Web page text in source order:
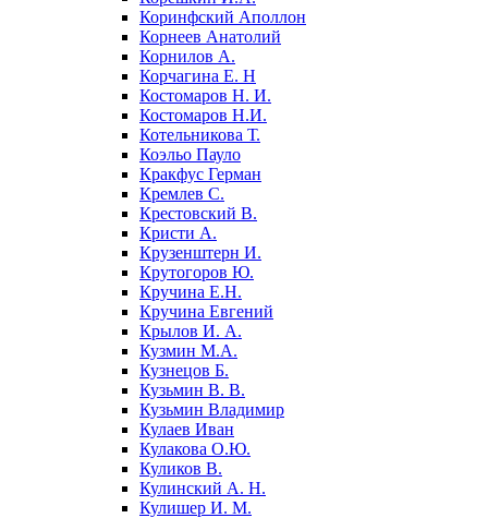
Коринфский Аполлон
Корнеев Анатолий
Корнилов А.
Корчагина Е. Н
Костомаров Н. И.
Костомаров Н.И.
Котельникова Т.
Коэльо Пауло
Кракфус Герман
Кремлев С.
Крестовский В.
Кристи А.
Крузенштерн И.
Крутогоров Ю.
Кручина Е.Н.
Кручина Евгений
Крылов И. А.
Кузмин М.А.
Кузнецов Б.
Кузьмин В. В.
Кузьмин Владимир
Кулаев Иван
Кулакова О.Ю.
Куликов В.
Кулинский А. Н.
Кулишер И. М.